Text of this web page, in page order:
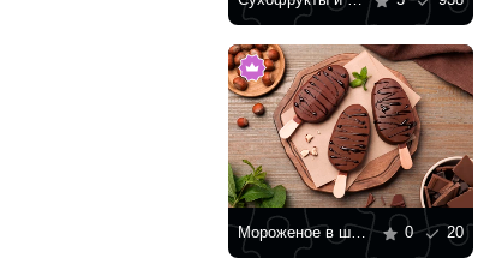
Мороженое в шоколадной глазури 0 20